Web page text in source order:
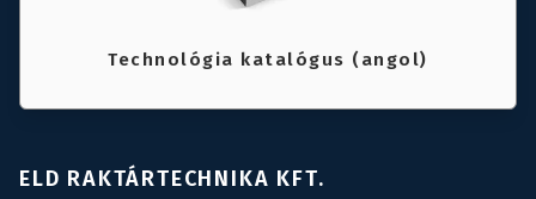
Technológia katalógus (angol)
ELD RAKTÁRTECHNIKA KFT.